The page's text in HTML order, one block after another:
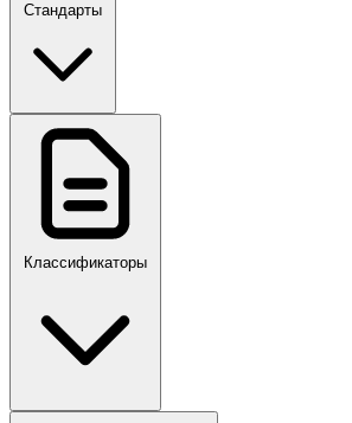
Стандарты
ГОСТ, ГОСТ Р, ПНСТ
Классификаторы